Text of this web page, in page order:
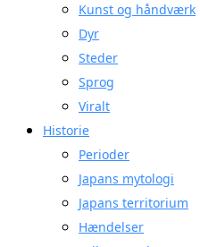
Kunst og håndværk
Dyr
Steder
Sprog
Viralt
Historie
Perioder
Japans mytologi
Japans territorium
Hændelser